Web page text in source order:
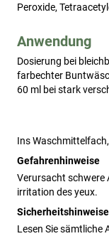
Peroxide,
Anwendung
Dosierung bei
farbechter
60 ml bei stark
Ins
Gefahrenhinweise
Verursacht schwere
irritation des yeux.
Sicherheitshinweise
Lesen Sie sämtliche